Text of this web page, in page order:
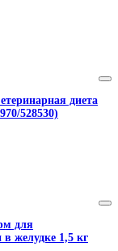
диета
528530)
для
желудке 1,5 кг